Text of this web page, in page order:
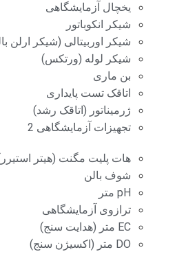
یخچال آزمایشگاهی
شیکر انکوباتور
شیکر اوربیتالی (شیکر ارلن
شیکر لوله (ورتکس)
بن ماری
اتاقک تست پایداری
ژرمیناتور (اتاقک رشد)
تجهیزات آزمایشگاهی 2
هات پلیت مگنت (هیتر استیرر)
شوف بالن
pH متر
ترازوی آزمایشگاهی
EC متر (هدایت سنج)
DO متر (اکسیژن سنج)